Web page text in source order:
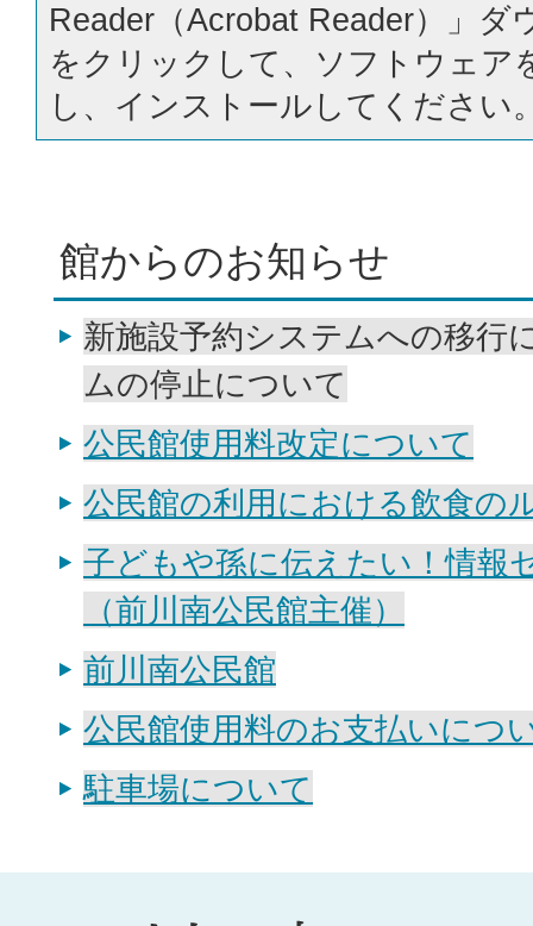
Reader（Acrobat Reader）」ダ
をクリックして、ソフトウェア
し、インストールしてください
館からのお知らせ
新施設予約システムへの移行
ムの停止について
公民館使用料改定について
公民館の利用における飲食の
子どもや孫に伝えたい！情報
（前川南公民館主催）
前川南公民館
公民館使用料のお支払いにつ
駐車場について